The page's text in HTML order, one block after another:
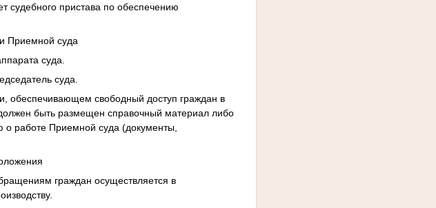
судебного пристава по обеспечению
Приемной суда
суда.
суда.
обеспечивающем свободный доступ граждан в
быть размещен справочный материал либо
работе Приемной суда (документы,
граждан осуществляется в